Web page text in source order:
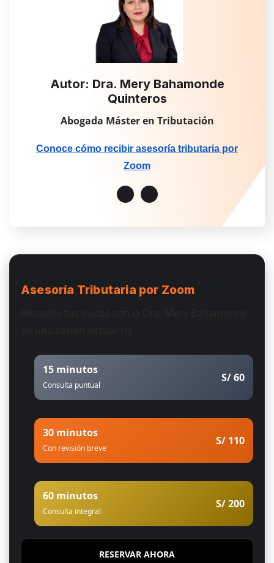
Autor: Dra. Mery Bahamonde
Quinteros
Abogada Máster en Tributación
Conoce cómo recibir asesoría tributaria por
Zoom
Asesoría Tributaria por Zoom
15 minutos
Consulta puntual
S/ 60
30 minutos
Con revisión breve
S/ 110
60 minutos
Consulta integral
S/ 200
RESERVAR AHORA